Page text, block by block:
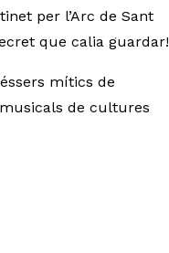
per l’Arc de Sant
que calia guardar!
mítics de
de cultures